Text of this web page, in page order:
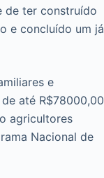
de ter construído
e concluído um já
e
até R$78000,00
agricultores
Nacional de